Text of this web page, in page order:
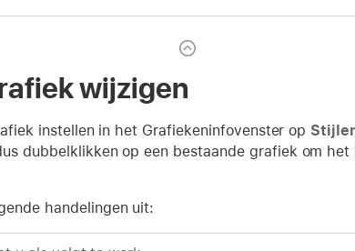
wijzigen
instellen in het Grafiekeninfovenster op
dubbelklikken op een bestaande grafiek om
handelingen uit: